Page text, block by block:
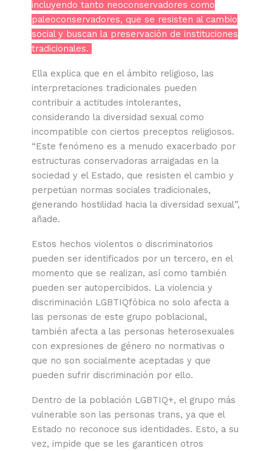
incluyendo tanto neoconservadores como
paleoconservadores, que se resisten al cambio
social y buscan la preservación de instituciones
tradicionales.
Ella explica que en el ámbito religioso, las
interpretaciones tradicionales pueden
contribuir a actitudes intolerantes,
considerando la diversidad sexual como
incompatible con ciertos preceptos religiosos.
“Este fenómeno es a menudo exacerbado por
estructuras conservadoras arraigadas en la
sociedad y el Estado, que resisten el cambio y
perpetúan normas sociales tradicionales,
generando hostilidad hacia la diversidad sexual”,
añade.
Estos hechos violentos o discriminatorios
pueden ser identificados por un tercero, en el
momento que se realizan, así como también
pueden ser autopercibidos. La violencia y
discriminación LGBTIQfóbica no solo afecta a
las personas de este grupo poblacional,
también afecta a las personas heterosexuales
con expresiones de género no normativas o
que no son socialmente aceptadas y que
pueden sufrir discriminación por ello.
Dentro de la población LGBTIQ+, el grupo más
vulnerable son las personas trans, ya que el
Estado no reconoce sus identidades. Esto, a su
vez, impide que se les garanticen otros